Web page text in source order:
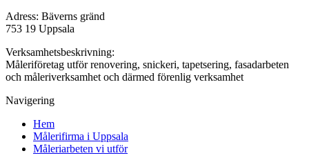
Adress: Bäverns gränd
753 19 Uppsala
Verksamhetsbeskrivning:
Måleriföretag utför renovering, snickeri, tapetsering, fasadarbeten
och måleriverksamhet och därmed förenlig verksamhet
Navigering
Hem
Målerifirma i Uppsala
Måleriarbeten vi utför